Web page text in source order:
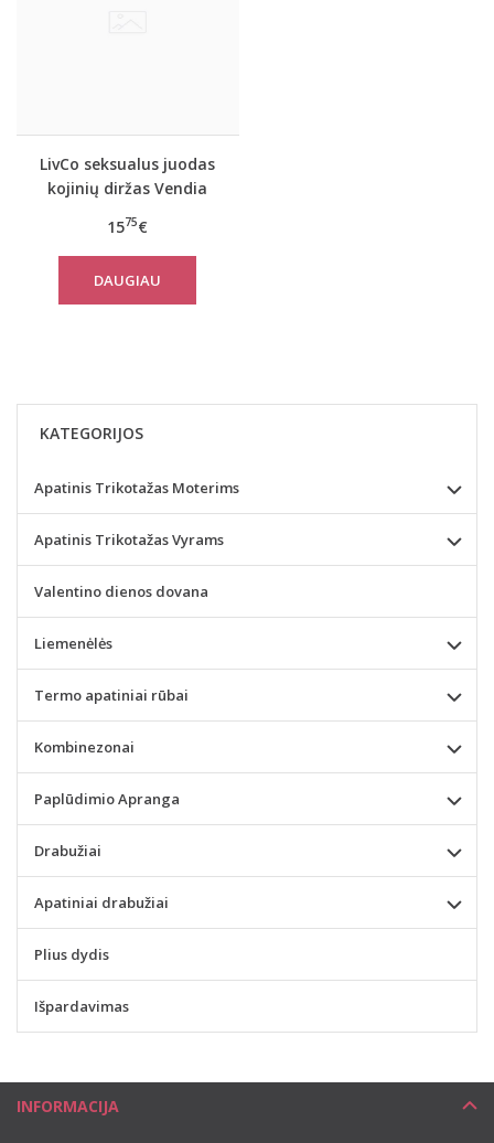
LivCo seksualus juodas
kojinių diržas Vendia
1575€
DAUGIAU
KATEGORIJOS
Apatinis Trikotažas Moterims
Apatinis Trikotažas Vyrams
Valentino dienos dovana
Liemenėlės
Termo apatiniai rūbai
Kombinezonai
Paplūdimio Apranga
Drabužiai
Apatiniai drabužiai
Plius dydis
Išpardavimas
INFORMACIJA